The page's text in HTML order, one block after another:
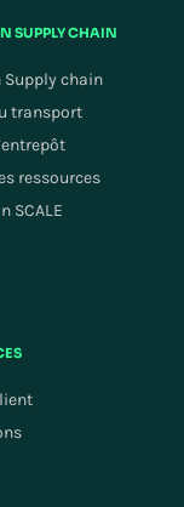
SUPPLY CHAIN
Supply chain
transport
ressources
SCALE